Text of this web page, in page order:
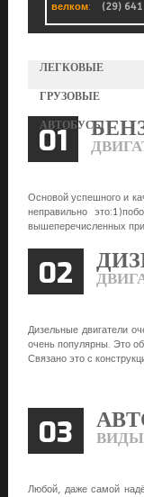
велком: (29)
ЛЕГКОВЫЕ
ГРУЗОВЫЕ
АВТОБУСЫ
01
Основой успешного и
неправильно
вышеперечисленных
02
Дизельные двигатели
очень популярны. Это
Связано это с
03 ВИДЫ
Любой, даже самой